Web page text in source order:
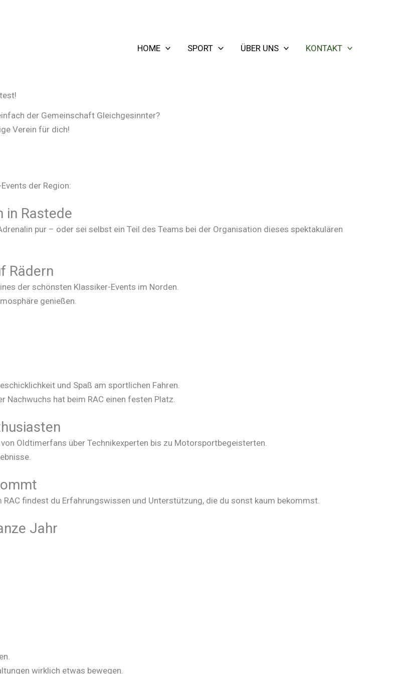
HOME
SPORT ÜBER UNS KONTAKT
der Gemeinschaft Gleichgesinnter?
Verein für dich!
der Region:
in Rastede
pur – oder sei selbst ein Teil des Teams bei der Organisation dieses spektakulären
Rädern
der schönsten Klassiker-Events im Norden.
genießen.
und Spaß am sportlichen Fahren.
hat beim RAC einen festen Platz.
Oldtimerfans über Technikexperten bis zu Motorsportbegeisterten.
findest du Erfahrungswissen und Unterstützung, die du sonst kaum bekommst.
Jahr
wirklich etwas bewegen.